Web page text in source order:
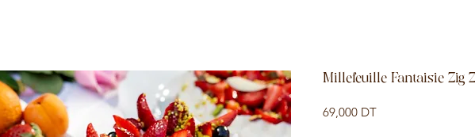
Millefeuille Fantaisie Zig
69,000 DTPrix